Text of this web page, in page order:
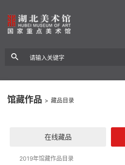
馆藏作品 > 藏品目录
在线藏品
2019年馆藏作品目录